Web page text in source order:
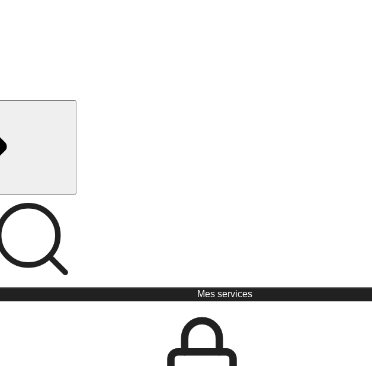
Mes services